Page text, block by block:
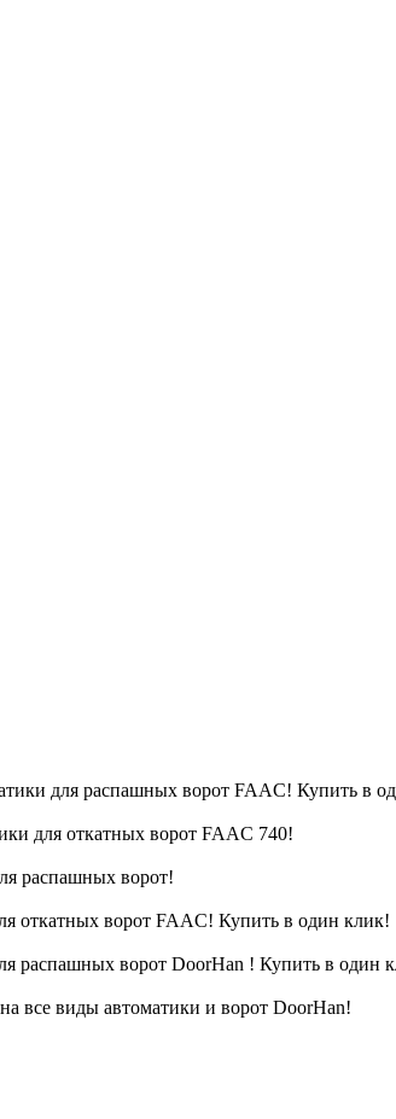
для распашных ворот FAAC! Купить в
для откатных ворот FAAC 740!
распашных ворот!
откатных ворот FAAC! Купить в один клик!
распашных ворот DoorHan ! Купить в один
на все виды автоматики и ворот DoorHan!